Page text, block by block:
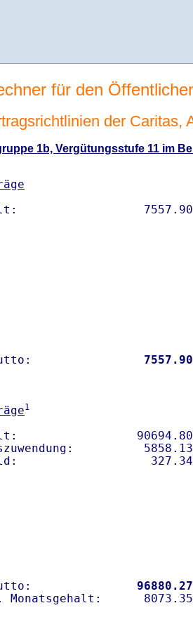
für den
der Caritas,
1b, Vergütungsstufe 11 im
Brutto:
1
Brutto: